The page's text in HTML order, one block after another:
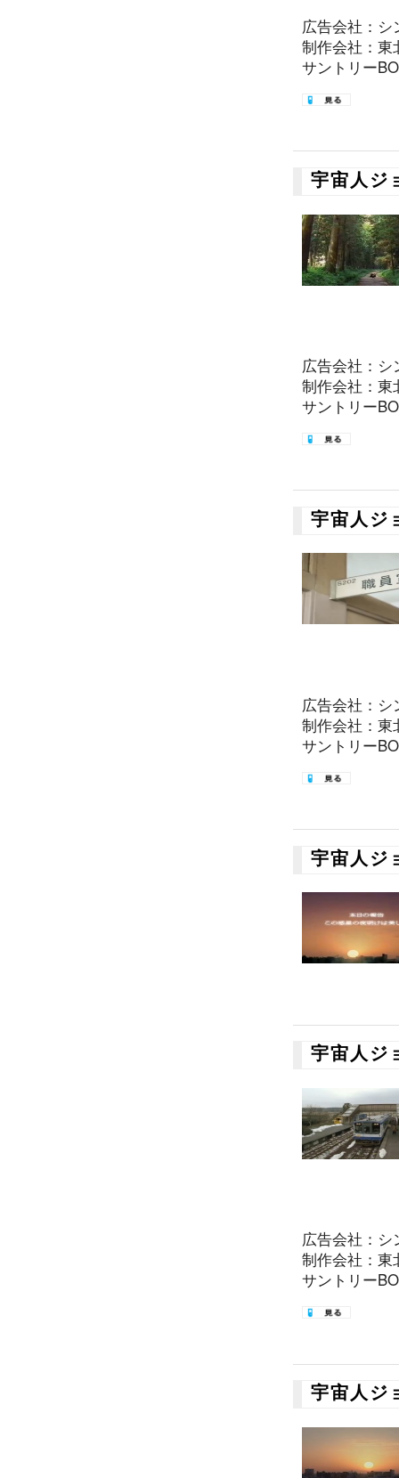
広告会社：
制作会社：東
サントリー
宇宙人ジ
広告会社：
制作会社：東
サントリー
宇宙人ジ
広告会社：
制作会社：東
サントリー
宇宙人ジ
宇宙人ジ
広告会社：
制作会社：東
サントリー
宇宙人ジ